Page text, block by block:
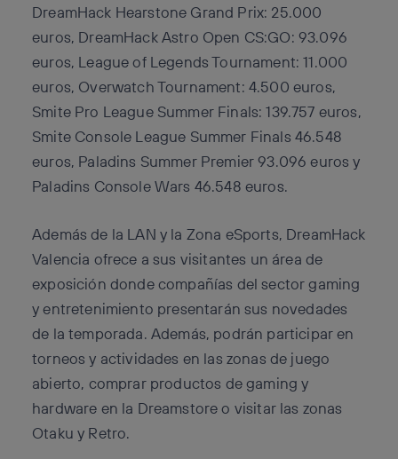
DreamHack Hearstone Grand Prix: 25.000
euros, DreamHack Astro Open CS:GO: 93.096
euros, League of Legends Tournament: 11.000
euros, Overwatch Tournament: 4.500 euros,
Smite Pro League Summer Finals: 139.757 euros,
Smite Console League Summer Finals 46.548
euros, Paladins Summer Premier 93.096 euros y
Paladins Console Wars 46.548 euros.
Además de la LAN y la Zona eSports, DreamHack
Valencia ofrece a sus visitantes un área de
exposición donde compañías del sector gaming
y entretenimiento presentarán sus novedades
de la temporada. Además, podrán participar en
torneos y actividades en las zonas de juego
abierto, comprar productos de gaming y
hardware en la Dreamstore o visitar las zonas
Otaku y Retro.